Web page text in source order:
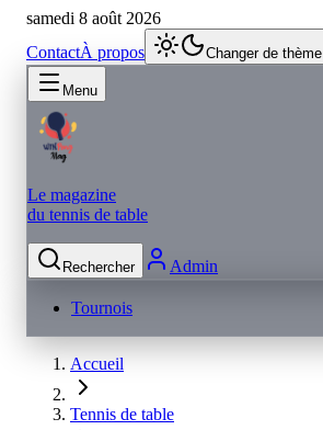
samedi 8 août 2026
ContactÀ propos Changer de thème
Menu
Le magazine
du tennis de table
Rechercher Admin
Tournois
Accueil
Tennis de table